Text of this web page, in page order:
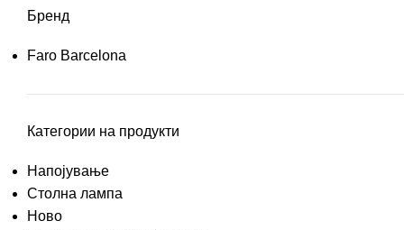
Бренд
Faro Barcelona
Категории на продукти
Напојување
Столна лампа
Ново